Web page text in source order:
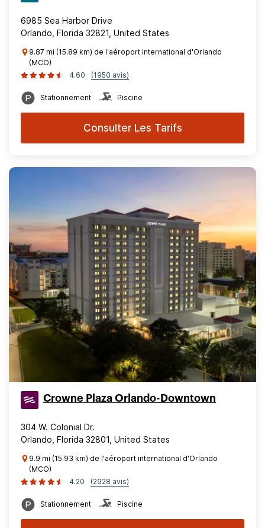
6985 Sea Harbor Drive
Orlando, Florida 32821, United States
9.87 mi (15.89 km) de l'aéroport international d'Orlando
(MCO)
4.60
(1950 avis)
Stationnement Piscine
Consulter Les Tarifs
Crowne Plaza Orlando-Downtown
304 W. Colonial Dr.
Orlando, Florida 32801, United States
9.9 mi (15.93 km) de l'aéroport international d'Orlando
(MCO)
4.20
(2928 avis)
Stationnement Piscine